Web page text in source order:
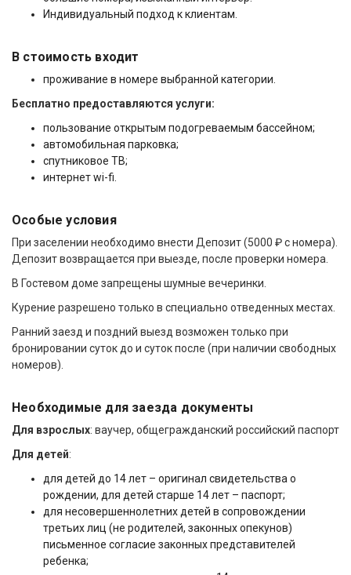
Индивидуальный подход к клиентам.
В стоимость входит
проживание в номере выбранной категории.
Бесплатно предоставляются услуги:
пользование открытым подогреваемым бассейном;
автомобильная парковка;
спутниковое ТВ;
интернет wi-fi.
Особые условия
При заселении необходимо внести Депозит (5000 ₽ с номера).
Депозит возвращается при выезде, после проверки номера.
В Гостевом доме запрещены шумные вечеринки.
Курение разрешено только в специально отведенных местах.
Ранний заезд и поздний выезд возможен только при
бронировании суток до и суток после (при наличии свободных
номеров).
Необходимые для заезда документы
Для взрослых: ваучер, общегражданский российский паспорт
Для детей:
для детей до 14 лет – оригинал свидетельства о
рождении, для детей старше 14 лет – паспорт;
для несовершеннолетних детей в сопровождении
третьих лиц (не родителей, законных опекунов)
письменное согласие законных представителей
ребенка;